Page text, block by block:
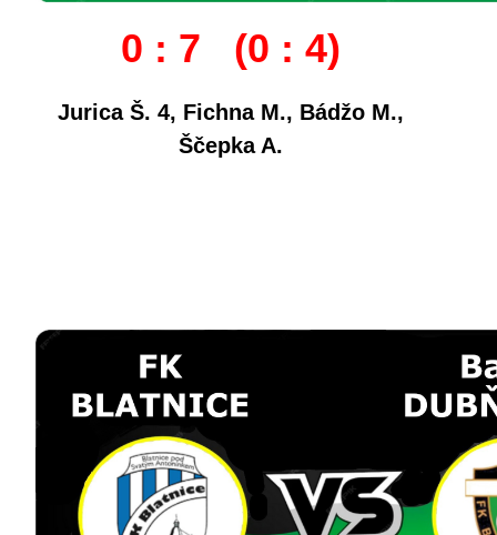
0 : 7 (0 : 4)
Jurica Š. 4, Fichna M., Bádžo M.,
Ščepka A.